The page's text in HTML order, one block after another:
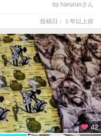
by harurunさん
投稿日：１年以上前
42